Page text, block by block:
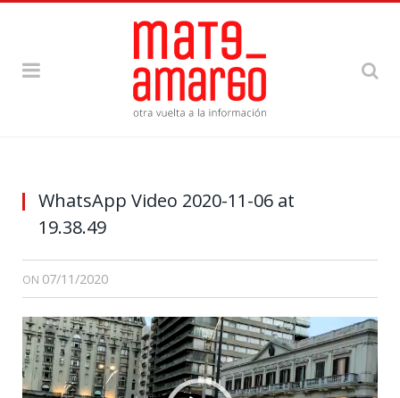
WhatsApp Video 2020-11-06 at
19.38.49
ON 07/11/2020
Reproductor
de
vídeo